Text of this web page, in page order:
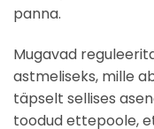
panna.
Mugavad
astmeliseks, mille
täpselt sellises
toodud ettepoole,